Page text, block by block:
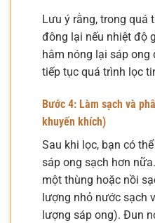
Lưu ý rằng, trong quá
đông lại nếu nhiệt độ
hâm nóng lại sáp
tiếp tục quá trình lọc
Bước 4: Làm sạch và
khuyến khích)
Sau khi lọc, bạn có
sáp ong sạch hơn
một thùng hoặc nồi
lượng nhỏ nước sạch
lượng sáp ong). Đun